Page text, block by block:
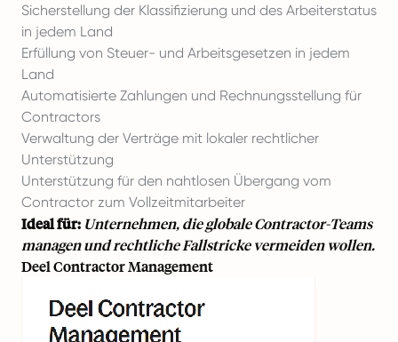
Sicherstellung der Klassifizierung und des Arbeiterstatus
in jedem Land
Erfüllung von Steuer- und Arbeitsgesetzen in jedem
Land
Automatisierte Zahlungen und Rechnungsstellung für
Contractors
Verwaltung der Verträge mit lokaler rechtlicher
Unterstützung
Unterstützung für den nahtlosen Übergang vom
Contractor zum Vollzeitmitarbeiter
Ideal für: Unternehmen, die globale Contractor-Teams
managen und rechtliche Fallstricke vermeiden wollen.
Deel Contractor Management